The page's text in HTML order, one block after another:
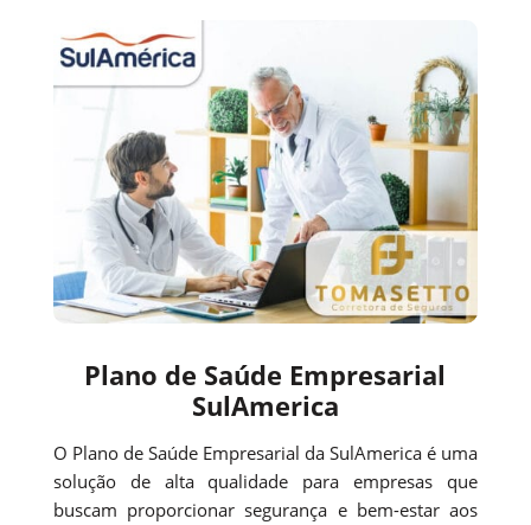
Plano de Saúde Empresarial
SulAmerica
O Plano de Saúde Empresarial da SulAmerica é uma
solução de alta qualidade para empresas que
buscam proporcionar segurança e bem-estar aos